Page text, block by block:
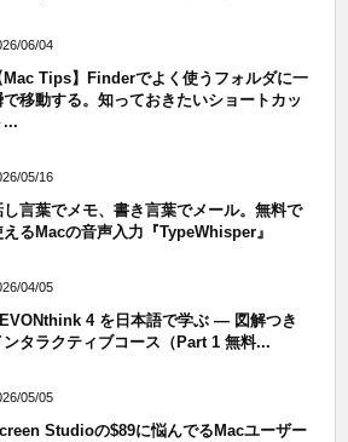
06/04
Mac Tips】Finderでよく使うフォルダに一
で移動する。知っておきたいショートカッ
...
05/16
し言葉でメモ、書き言葉でメール。無料で
えるMacの音声入力『TypeWhisper』
04/05
4 を日本語で学ぶ — 図解つき
ンタラクティブコース（Part 1 無料...
05/05
Studioの$89に悩んでるMacユーザー